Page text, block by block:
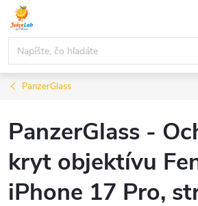
Prejsť
obsah
PanzerGlass
PanzerGlass -
kryt objektívu
iPhone 17 Pro,